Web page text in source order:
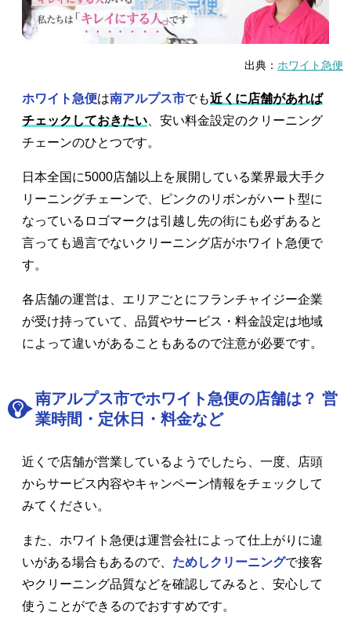
出典： ホワイト急便
ホワイト急便は南アルプス市でも近くに店舗があれば
チェックしておきたい 、安い料金設定のクリーニング
チェーンのひとつです。
日本全国に5000店舗以上を展開している業界最大手ク
リーニングチェーンで、ピンクのリボンがハート型に
なっているロゴマークは引越し先の街にも必ずあると
言っても過言でないクリーニング店がホワイト急便で
す。
各店舗の運営は、エリアごとにフランチャイジー企業
が受け持っていて、品質やサービス・料金設定は地域
によって違いがあることもあるので注意が必要です。
南アルプス市でホワイト急便の店舗は？ 営
業時間・定休日・料金など
近くで店舗が営業しているようでしたら、一度、店頭
からサービス内容やキャンペーン情報をチェックして
みてください。
また、ホワイト急便は運営会社によって仕上がりに違
いがある場合もあるので、 ためしクリーニングで接客
やクリーニング品質などを確認してみると、安心して
使うことができるのでおすすめです。